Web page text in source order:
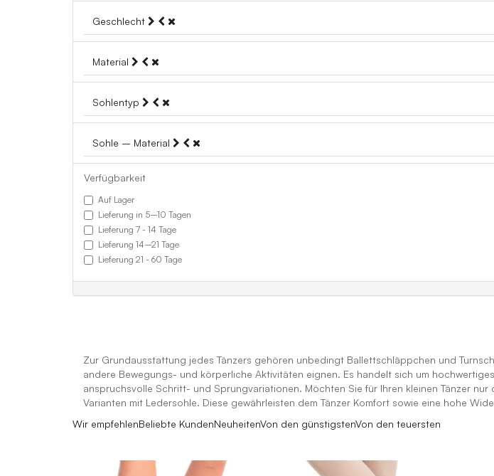
Geschlecht
Material
Sohlentyp
Sohle – Material
Verfügbarkeit
Auf Lager
Lieferung in 5–10 Tagen
Lieferung 7 - 14 Tage
Lieferung 14–21 Tage
Lieferung 21 - 60 Tage
Zur Grundausstattung jedes Tänzers gehören unbedingt Ballettschläppchen und
andere Bewegungs- und körperliche Aktivitäten eignen. Es handelt sich um
anspruchsvolle Schritt- und Sprungvariationen. Möchten Sie für Ihren kleinen Tänzer
Varianten mit Ledersohle. Diese gewährleisten dem Tänzer Komfort sowie eine hohe
Wir empfehlenBeliebte KundenNeuheitenVon den günstigstenVon den teuersten